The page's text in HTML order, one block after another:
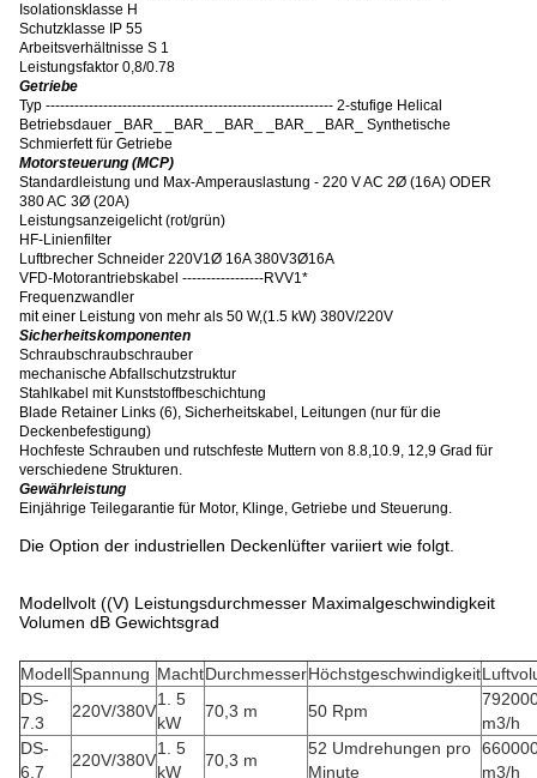
Isolationsklasse H
Schutzklasse IP 55
Arbeitsverhältnisse S 1
Leistungsfaktor 0,8/0.78
Getriebe
Typ ------------------------------------------------------------ 2-stufige Helical
Betriebsdauer _BAR_ _BAR_ _BAR_ _BAR_ _BAR_ Synthetische
Schmierfett für Getriebe
Motorsteuerung (MCP)
Standardleistung und Max-Amperauslastung - 220 V AC 2Ø (16A) ODER
380 AC 3Ø (20A)
Leistungsanzeigelicht (rot/grün)
HF-Linienfilter
Luftbrecher Schneider 220V1Ø 16A 380V3Ø16A
VFD-Motorantriebskabel -----------------RVV1*
Frequenzwandler
mit einer Leistung von mehr als 50 W,(1.5 kW) 380V/220V
Sicherheitskomponenten
Schraubschraubschrauber
mechanische Abfallschutzstruktur
Stahlkabel mit Kunststoffbeschichtung
Blade Retainer Links (6), Sicherheitskabel, Leitungen (nur für die
Deckenbefestigung)
Hochfeste Schrauben und rutschfeste Muttern von 8.8,10.9, 12,9 Grad für
verschiedene Strukturen.
Gewährleistung
Einjährige Teilegarantie für Motor, Klinge, Getriebe und Steuerung.
Die Option der industriellen Deckenlüfter variiert wie folgt.
Modellvolt ((V) Leistungsdurchmesser Maximalgeschwindigkeit
Volumen dB Gewichtsgrad
ModellSpannung MachtDurchmesserHöchstgeschwindigkeit
DS-
7.3
220V/380V
1. 5
kW
70,3 m 50 Rpm
m3/h
DS-
6.7
220V/380V
1. 5
kW
70,3 m
52 Umdrehungen pro
Minute
m3/h